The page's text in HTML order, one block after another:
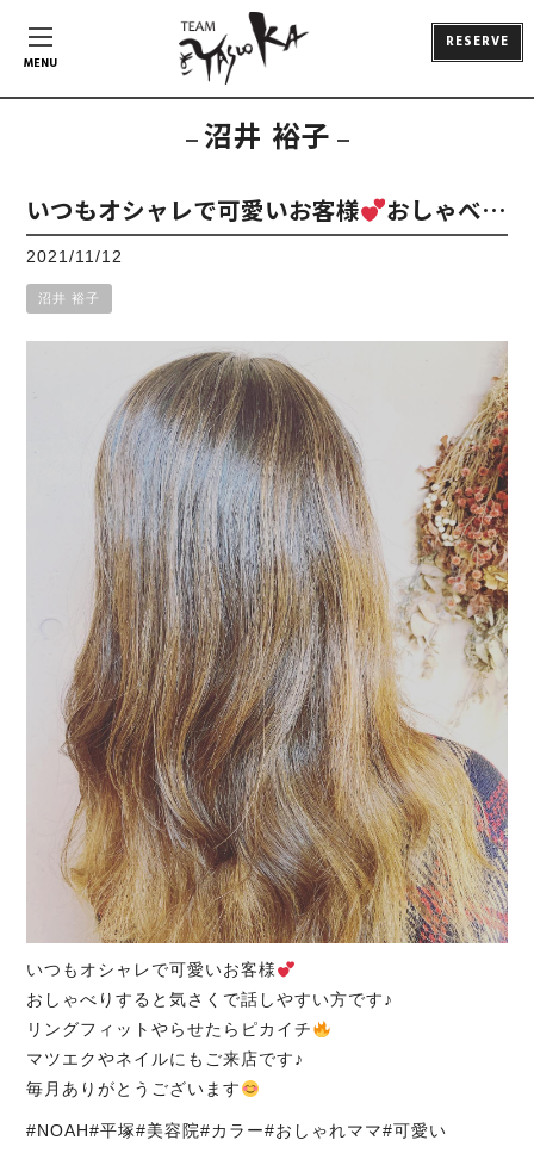
MENU
RESERVE
沼井 裕子
いつもオシャレで可愛いお客様 おしゃべ…
2021/11/12
沼井 裕子
いつもオシャレで可愛いお客様
おしゃべりすると気さくで話しやすい方です♪
リングフィットやらせたらピカイチ
マツエクやネイルにもご来店です♪
毎月ありがとうございます
#NOAH#平塚#美容院#カラー#おしゃれママ#可愛い